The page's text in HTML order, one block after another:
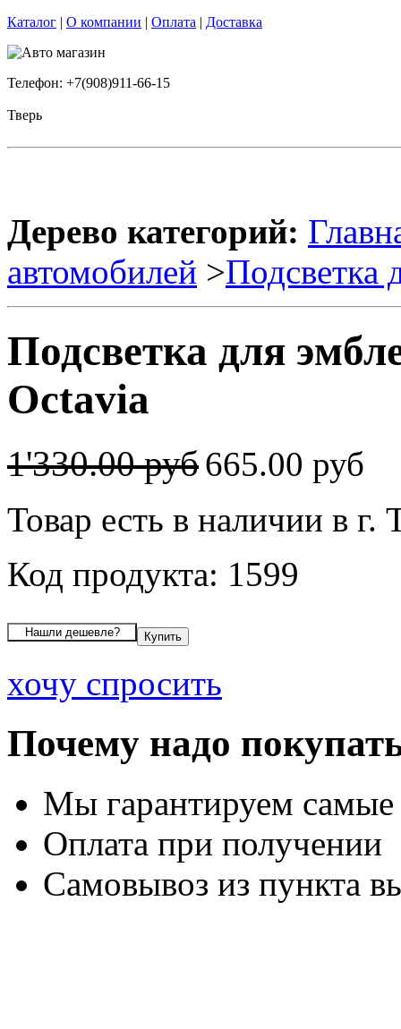
Каталог | О компании | Оплата | Доставка
Телефон: +7(908)911-66-15
Тверь
Дерево категорий:
автомобилей >Подсветка
Подсветка для
Octavia
1'330.00 руб665.00 руб
Товар есть в наличии в г.
Код продукта: 1599
хочу спросить
Почему надо
Мы гарантируем
Оплата при получении
Самовывоз из пункта